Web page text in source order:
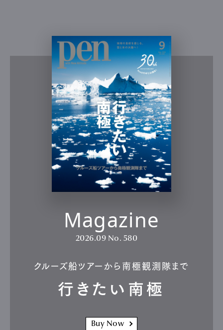
Magazine
2026.09 No. 580
クルーズ船ツアーから南極観測隊まで
行きたい南極
Buy Now